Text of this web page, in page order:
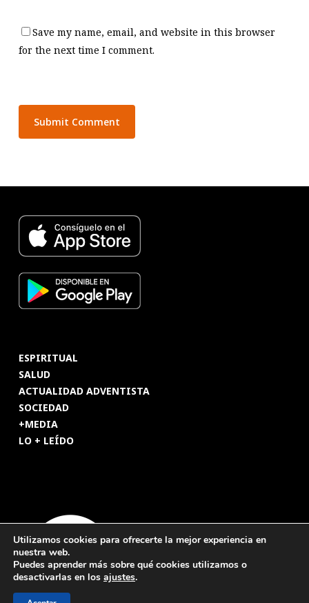
Save my name, email, and website in this browser
for the next time I comment.
ESPIRITUAL
SALUD
ACTUALIDAD ADVENTISTA
SOCIEDAD
+MEDIA
LO + LEÍDO
Utilizamos cookies para ofrecerte la mejor experiencia en
nuestra web.
Puedes aprender más sobre qué cookies utilizamos o
desactivarlas en los ajustes.